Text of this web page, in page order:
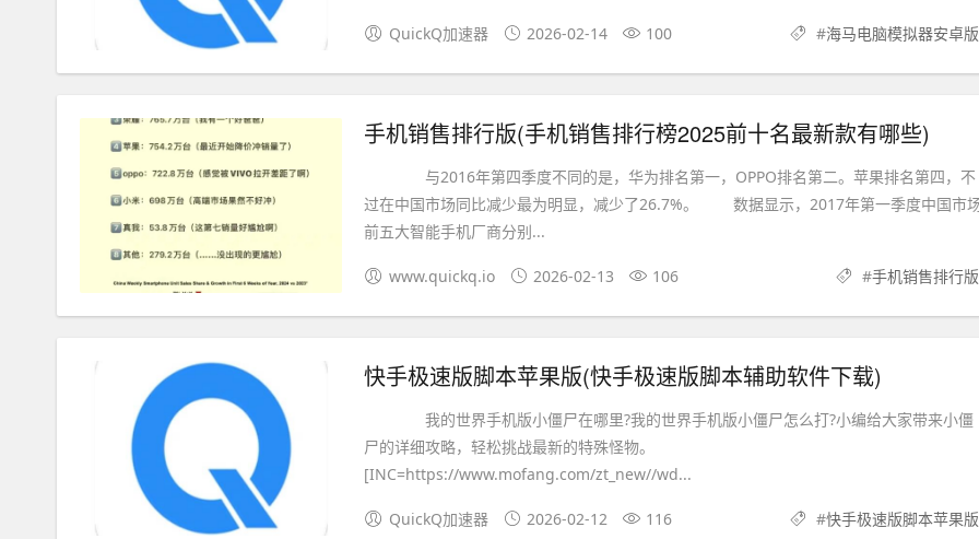
QuickQ加速器 2026-02-14 100 #海马电脑模拟器安卓版
手机销售排行版(手机销售排行榜2025前十名最新款有哪些)
与2016年第四季度不同的是，华为排名第一，OPPO排名第二。苹果排名第四，不
过在中国市场同比减少最为明显，减少了26.7%。 数据显示，2017年第一季度中国市
前五大智能手机厂商分别...
www.quickq.io 2026-02-13 106 #手机销售排行版
快手极速版脚本苹果版(快手极速版脚本辅助软件下载)
我的世界手机版小僵尸在哪里?我的世界手机版小僵尸怎么打?小编给大家带来小僵
尸的详细攻略，轻松挑战最新的特殊怪物。
[INC=https://www.mofang.com/zt_new//wd...
QuickQ加速器 2026-02-12 116 #快手极速版脚本苹果版